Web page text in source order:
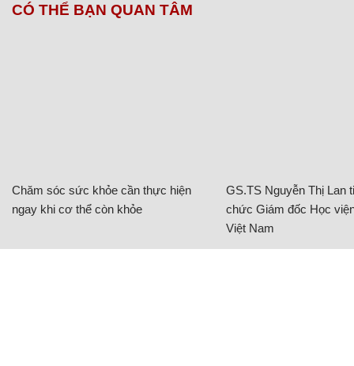
CÓ THỂ BẠN QUAN TÂM
Chăm sóc sức khỏe cần thực hiện
ngay khi cơ thể còn khỏe
GS.TS Nguyễn Thị Lan
chức Giám đốc Học
Việt Nam